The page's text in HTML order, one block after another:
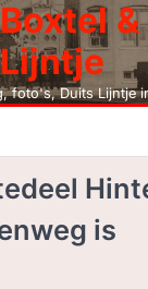
Lijntje
foto's, Duits Lijntje
is